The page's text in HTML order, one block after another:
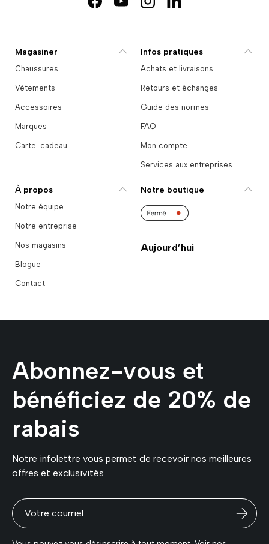
FacebookYouTubeInstagramLinkedIn
Magasiner
Chaussures
Vêtements
Accessoires
Marques
Carte-cadeau
Infos pratiques
Achats et livraisons
Retours et échanges
Guide des normes
FAQ
Mon compte
Services aux entreprises
À propos
Notre équipe
Notre entreprise
Nos magasins
Blogue
Contact
Notre boutique
Aujourd’hui
Abonnez-vous et
bénéficiez de 20% de
rabais
Notre infolettre vous permet de recevoir nos meilleures
offres et exclusivités